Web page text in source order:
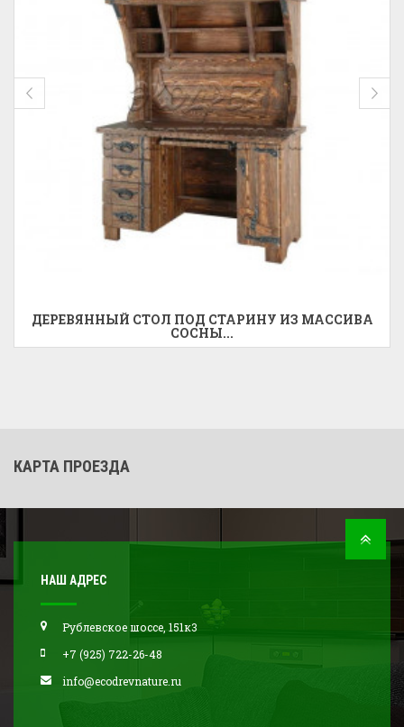
ДЕРЕВЯННЫЙ СТОЛ ПОД СТАРИНУ ИЗ МАССИВА
СОСНЫ...
КАРТА ПРОЕЗДА
НАШ АДРЕС
Рублевское шоссе, 151к3
+7 (925) 722-26-48
info@ecodrevnature.ru